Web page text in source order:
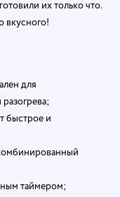
их только что.
вкусного!
для
быстрое и
таймером;